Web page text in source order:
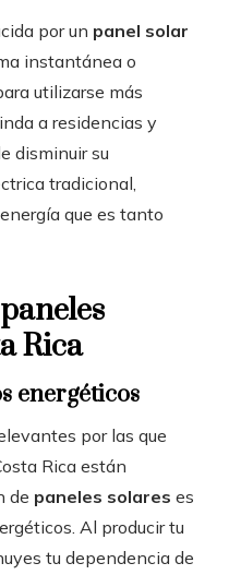
por un panel solar
instantánea o
utilizarse más
a residencias y
disminuir su
tradicional,
que es tanto
Rica
energéticos
por las que
Rica están
de paneles solares es
Al producir tu
tu dependencia de